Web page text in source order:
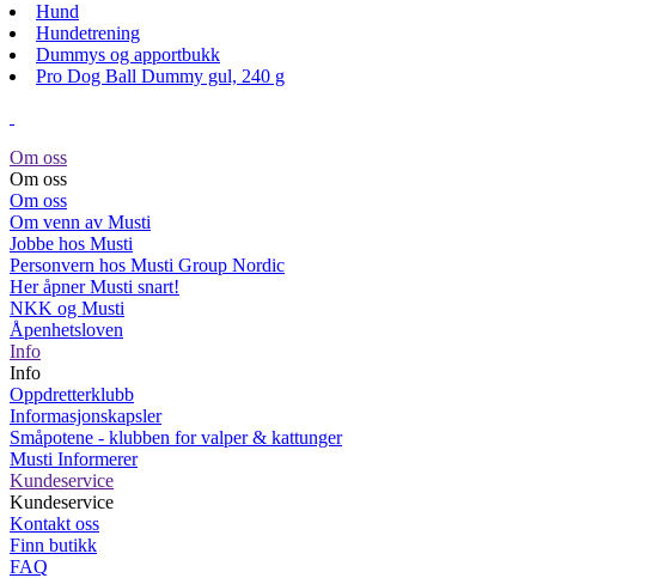
Hund
Hundetrening
Dummys og apportbukk
Pro Dog Ball Dummy gul, 240 g
Om oss
Om oss
Om oss
Om venn av Musti
Jobbe hos Musti
Personvern hos Musti Group Nordic
Her åpner Musti snart!
NKK og Musti
Åpenhetsloven
Info
Info
Oppdretterklubb
Informasjonskapsler
Småpotene - klubben for valper & kattunger
Musti Informerer
Kundeservice
Kundeservice
Kontakt oss
Finn butikk
FAQ